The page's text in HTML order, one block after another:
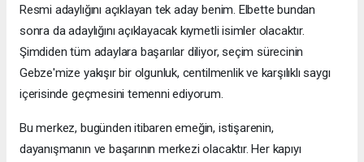
Resmi adaylığını açıklayan tek aday benim. Elbette bundan
sonra da adaylığını açıklayacak kıymetli isimler olacaktır.
Şimdiden tüm adaylara başarılar diliyor, seçim sürecinin
Gebze'mize yakışır bir olgunluk, centilmenlik ve karşılıklı saygı
içerisinde geçmesini temenni ediyorum.
Bu merkez, bugünden itibaren emeğin, istişarenin,
dayanışmanın ve başarının merkezi olacaktır. Her kapıyı